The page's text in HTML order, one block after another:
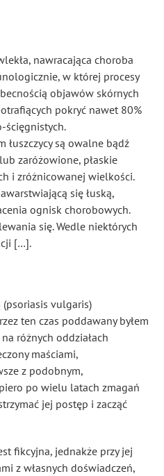
nawracająca choroba
w której procesy
objawów skórnych
pokryć nawet 80%
ścięgnistych.
łuszczycy są owalne bądź
zaróżowione, płaskie
i zróżnicowanej wielkości.
się łuską,
ognisk chorobowych.
się. Wedle niektórych
[…].
(psoriasis vulgaris)
ten czas poddawany byłem
różnych oddziałach
maściami,
z podobnym,
po wielu latach zmagań
jej postęp i zacząć
fikcyjna, jednakże przy jej
z własnych doświadczeń,